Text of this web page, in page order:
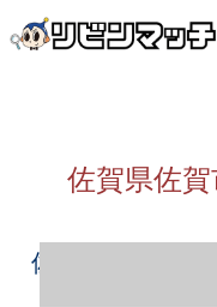
佐賀県佐
佐賀県佐賀市の